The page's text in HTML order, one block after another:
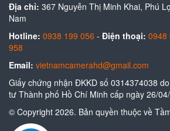
Địa chỉ: 367 Nguyễn Thị Minh Khai, Phú
Nam
Hotline: 0938 199 056 - Điện thoại: 0948
958
Email: vietnamcamerahd@gmail.com
Giấy chứng nhận ĐKKD số 0314374038
tư Thành phố Hồ Chí Minh cấp ngày 26/
© Copyright 2026. Bản quyền thuộc về